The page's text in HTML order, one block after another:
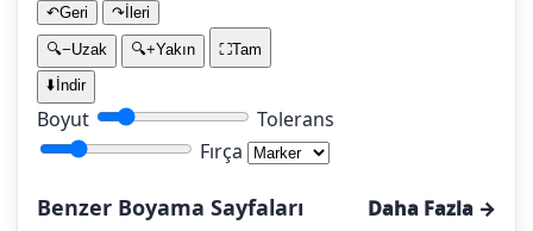
↶Geri ↷ İleri
🔍−Uzak 🔍+Yakın ⛶Tam
⬇️ İndir
Boyut
Tolerans
Fırça
Benzer Boyama Sayfaları Daha Fazla →